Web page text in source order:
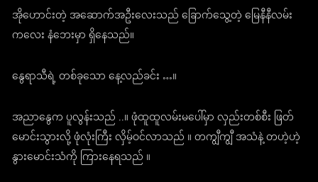
အိုဟောင်းတဲ့ အဆောက်အဦးလေးသည် ခြောက်သွေ့တဲ့ မြေနီနီလမ်း
ကလေး နံဘေးမှာ ရှိနေသည်။
နွေရာသီရဲ့ တစ်ခုသော နေ့လည်ခင်း …။
အညာနွေက ပူလွန်းသည် ..။ ဖုံထူထူလမ်းမပေါ်မှာ လှည်းတစ်စီး ဖြတ်
မောင်းသွားလို့ ဖုံလုံးကြီး လှိမ့်ဝင်လာသည် ။ တကျွီကျွီ အသံနဲ့ တဟဲ့ဟဲ့
နွားမောင်းသံကို ကြားနေရသည် ။